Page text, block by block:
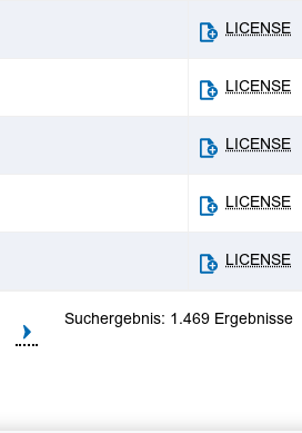
LICENSE
LICENSE
LICENSE
LICENSE
LICENSE
Suchergebnis: 1.469 Ergebnisse